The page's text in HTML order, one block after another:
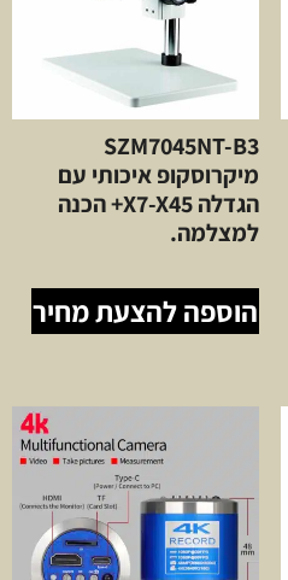
SZM7045NT-B3
מיקרוסקופ איכותי עם
הגדלה X7-X45+ הכנה
למצלמה.
הוספה להצעת מחיר